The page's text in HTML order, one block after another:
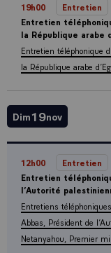
19h00
Entretien
Entretien
la République arabe
Entretien téléphonique
la République arabe
Dim19nov
12h00
Entretien
Entretien
l’Autorité
Entretiens
Abbas, Président de
Netanyahou, Premier